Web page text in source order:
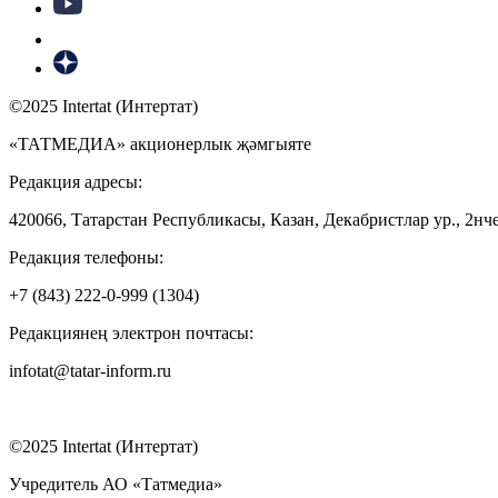
©2025 Intertat (Интертат)
«ТАТМЕДИА» акционерлык җәмгыяте
Редакция адресы:
420066, Татарстан Республикасы, Казан, Декабристлар ур.,
Редакция телефоны:
+7 (843) 222-0-999 (1304)
Редакциянең электрон почтасы:
infotat@tatar-inform.ru
©2025 Intertat (Интертат)
Учредитель АО «Татмедиа»